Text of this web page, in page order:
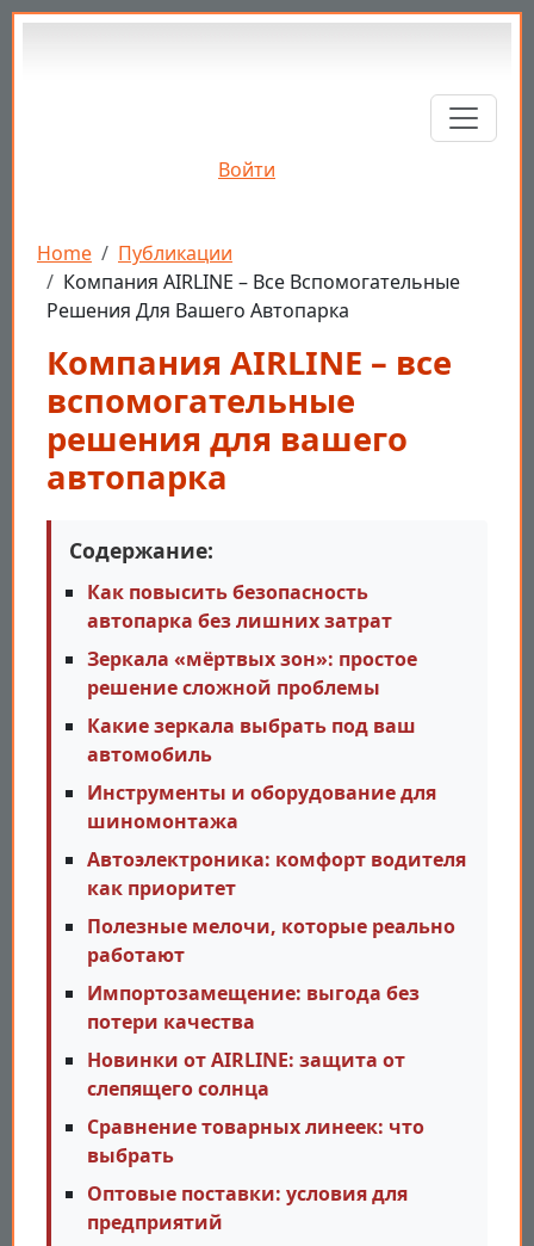
Перейти к основному содержанию
Войти
Строка навигации
Home
Публикации
Компания AIRLINE – Все Вспомогательные
Решения Для Вашего Автопарка
Компания AIRLINE – все
вспомогательные
решения для вашего
автопарка
Содержание:
Как повысить безопасность
автопарка без лишних затрат
Зеркала «мёртвых зон»: простое
решение сложной проблемы
Какие зеркала выбрать под ваш
автомобиль
Инструменты и оборудование для
шиномонтажа
Автоэлектроника: комфорт водителя
как приоритет
Полезные мелочи, которые реально
работают
Импортозамещение: выгода без
потери качества
Новинки от AIRLINE: защита от
слепящего солнца
Сравнение товарных линеек: что
выбрать
Оптовые поставки: условия для
предприятий